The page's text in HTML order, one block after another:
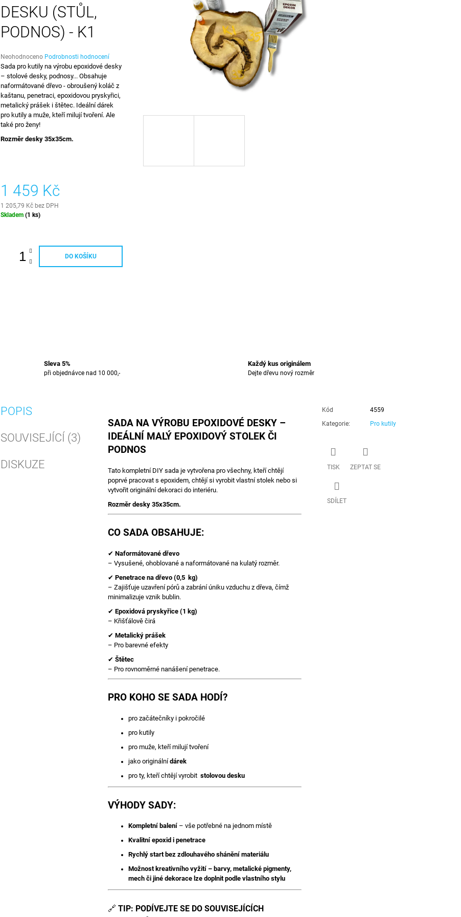
DESKU (STŮL,
PODNOS) - K1
Průměrné
hodnocení
produktu
je
0,0
z
hvězdiček.
Neohodnoceno Podrobnosti hodnocení
Sada pro kutily na výrobu epoxidové desky
– stolové desky, podnosy... Obsahuje
naformátované dřevo - obroušený koláč z
kaštanu, penetraci, epoxidovou pryskyřici,
metalický prášek i štětec. Ideální dárek
pro kutily a muže, kteří milují tvoření. Ale
také pro ženy!
Rozměr desky 35x35cm.
1 459 Kč
1 205,79 Kč bez DPH
Měrná
Skladem (1 ks)
DO KOŠÍKU
Sleva 5%
při objednávce nad 10 000,-
Každý kus originálem
Dejte dřevu nový rozměr
POPIS
SOUVISEJÍCÍ (3)
DISKUZE
SADA NA VÝROBU EPOXIDOVÉ DESKY –
IDEÁLNÍ MALÝ EPOXIDOVÝ STOLEK ČI
PODNOS
Tato kompletní DIY sada je vytvořena pro všechny, kteří chtějí
poprvé pracovat s epoxidem, chtějí si vyrobit vlastní stolek nebo si
vytvořit originální dekoraci do interiéru.
Rozměr desky 35x35cm.
CO SADA OBSAHUJE:
✔ Naformátované dřevo
– Vysušené, ohoblované a naformátované na kulatý rozměr.
✔ Penetrace na dřevo (0,5 kg)
– Zajišťuje uzavření pórů a zabrání úniku vzduchu z dřeva, čímž
minimalizuje vznik bublin.
✔ Epoxidová pryskyřice (1 kg)
– Křišťálově čirá
✔ Metalický prášek
– Pro barevné efekty
✔ Štětec
– Pro rovnoměrné nanášení penetrace.
PRO KOHO SE SADA HODÍ?
pro začátečníky i pokročilé
pro kutily
pro muže, kteří milují tvoření
jako originálnídárek
pro ty, kteří chtějí vyrobit stolovou desku
VÝHODY SADY:
Kompletní balení– vše potřebné na jednom místě
Kvalitní epoxid i penetrace
Rychlý start bez zdlouhavého shánění materiálu
Možnost kreativního vyžití – barvy, metalické pigmenty,
mech či jiné dekorace lze doplnit podle vlastního stylu
🔗 TIP: PODÍVEJTE SE DO SOUVISEJÍCÍCH
Kód
4559
Kategorie: Pro kutily
TISK ZEPTAT SE
SDÍLET
27 000 Kč
1 815 Kč